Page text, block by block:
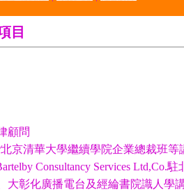
目
顧問
北京清華大學繼續學院企業總裁班等
Consultancy Services Ltd,Co.駐
大彰化廣播電台及經綸書院識人學